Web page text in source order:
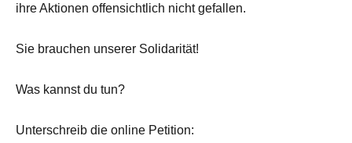
ihre Aktionen offensichtlich nicht gefallen.
Sie brauchen unserer Solidarität!
Was kannst du tun?
Unterschreib die online Petition: